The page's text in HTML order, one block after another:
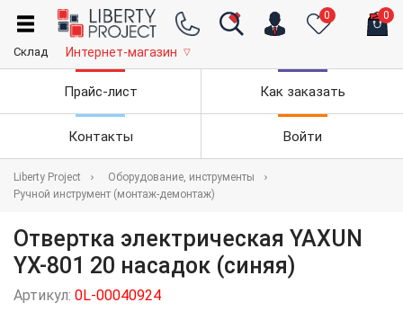
0 0
Склад Интернет-магазин ▽
Прайс-лист Как заказать
Контакты Войти
Liberty Project
Оборудование, инструменты
Ручной инструмент (монтаж-демонтаж)
Отвертка электрическая YAXUN
YX-801 20 насадок (синяя)
Артикул: 0L-00040924